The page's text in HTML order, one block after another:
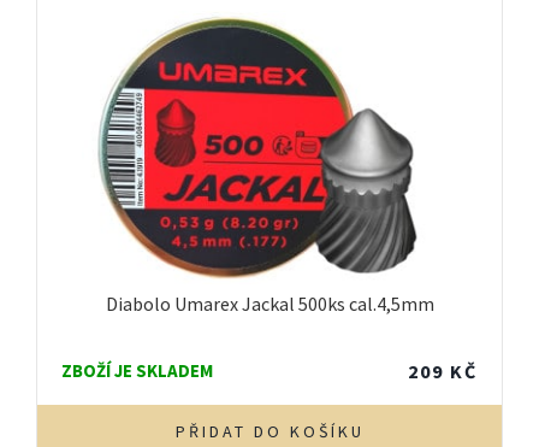
Diabolo Umarex Jackal 500ks cal.4,5mm
ZBOŽÍ JE SKLADEM 209 KČ
PŘIDAT DO KOŠÍKU